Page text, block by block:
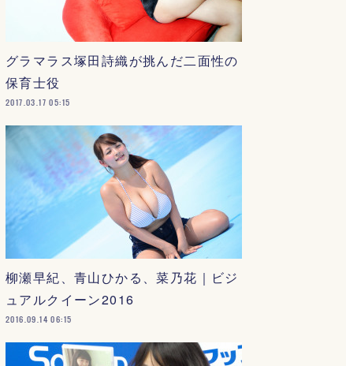
グラマラス塚田詩織が挑んだ二面性の
保育士役
2017.03.17 05:15
柳瀬早紀、青山ひかる、菜乃花｜ビジ
ュアルクイーン2016
2016.09.14 06:15